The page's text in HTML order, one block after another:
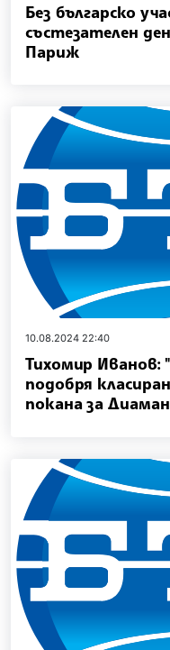
Без българско
състезателен
Париж
10.08.2024 22:40
Тихомир Иванов:
подобря
покана за